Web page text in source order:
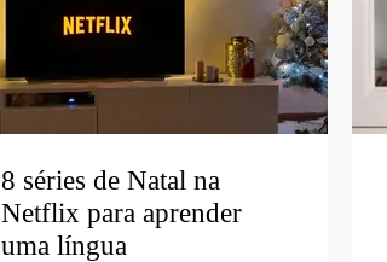
8 séries de Natal na
Netflix para aprender
uma língua